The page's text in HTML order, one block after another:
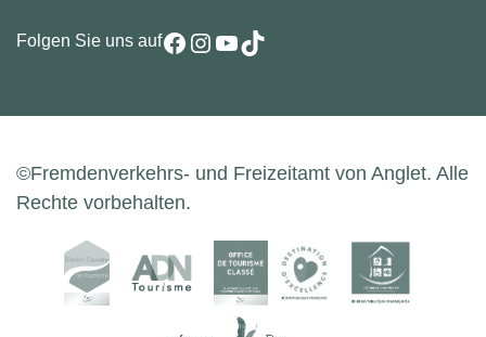
Folgen Sie uns aufFacebook
Instagram
YouTube
TikTok
©Fremdenverkehrs- und Freizeitamt von Anglet. Alle
Rechte vorbehalten.